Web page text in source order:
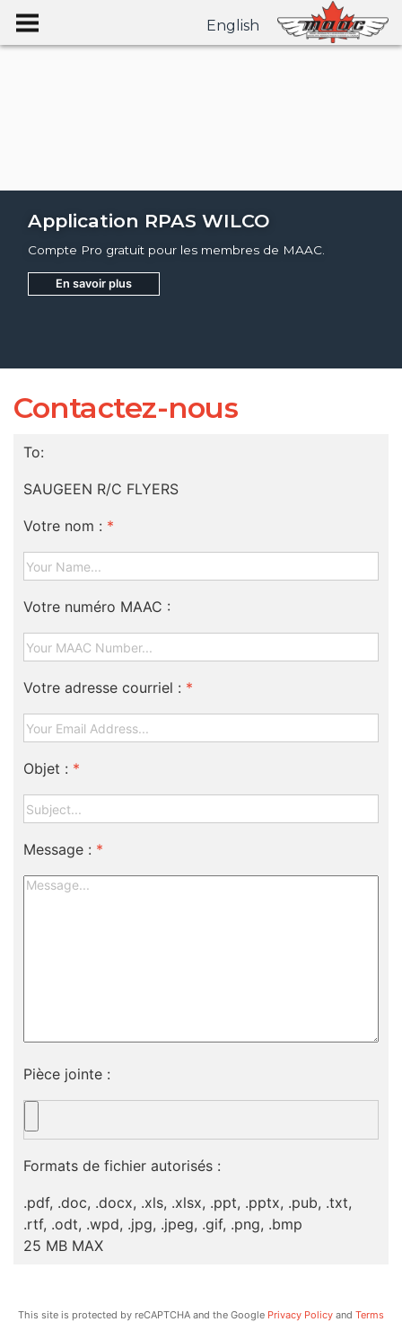
English
Application RPAS WILCO
Compte Pro gratuit pour les membres de MAAC.
En savoir plus
Contactez-nous
To:
SAUGEEN R/C FLYERS
Votre nom : *
Votre numéro MAAC :
Votre adresse courriel : *
Objet : *
Message : *
Pièce jointe :
Formats de fichier autorisés :
.pdf, .doc, .docx, .xls, .xlsx, .ppt, .pptx, .pub, .txt,
.rtf, .odt, .wpd, .jpg, .jpeg, .gif, .png, .bmp
25 MB MAX
This site is protected by reCAPTCHA and the Google Privacy Policy and Terms